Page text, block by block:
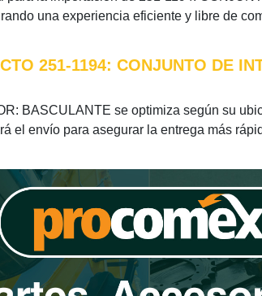
una experiencia eficiente y libre de
251-1194: CONJUNTO DE
BASCULANTE se optimiza según su
el envío para asegurar la entrega más